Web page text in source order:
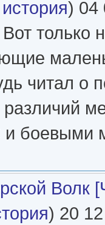
) 04
только
читал о
боевыми
Волк
) 20 12